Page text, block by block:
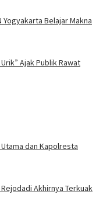
Yogyakarta Belajar Makna
Ajak Publik Rawat
dan Kapolresta
Akhirnya Terkuak